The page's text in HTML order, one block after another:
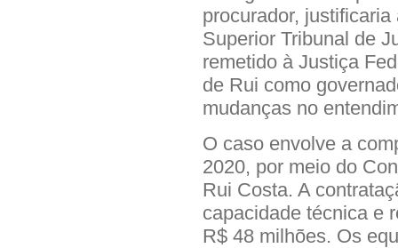
procurador,
Superior Tribunal de
remetido à Justiça
de Rui como
mudanças no
O caso envolve a
2020, por meio do
Rui Costa. A
capacidade técnica e
R$ 48 milhões. Os